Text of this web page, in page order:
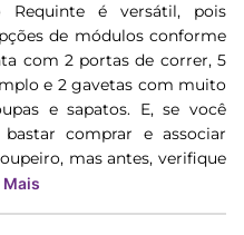
Requinte é versátil, pois
de módulos conforme
com 2 portas de correr, 5
e 2 gavetas com muito
e sapatos. E, se você
comprar e associar
mas antes, verifique
Mais